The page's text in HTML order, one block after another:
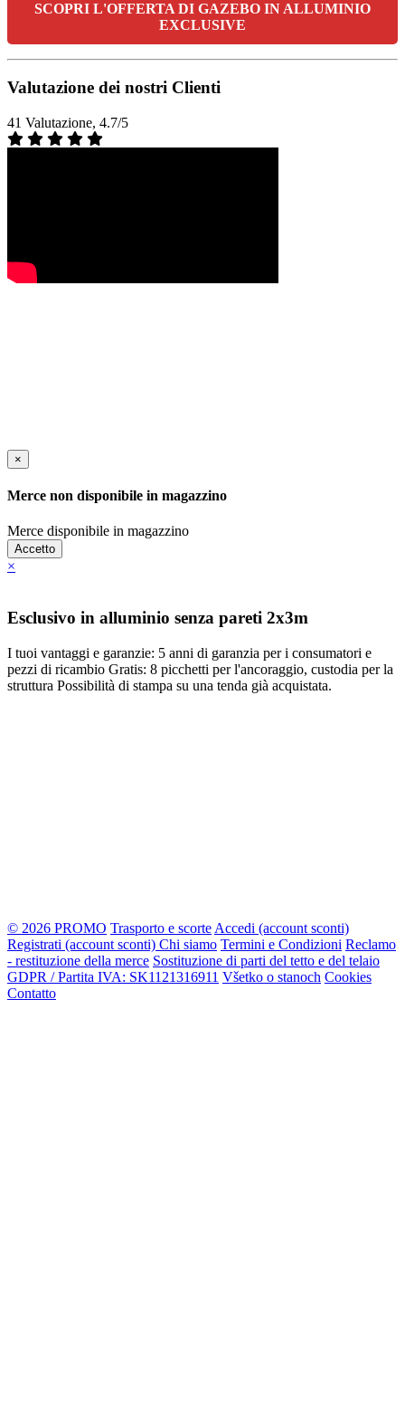
SCOPRI L'OFFERTA DI GAZEBO IN ALLUMINIO
EXCLUSIVE
Valutazione dei nostri Clienti
41 Valutazione, 4.7/5
×
Merce non disponibile in magazzino
Merce disponibile in magazzino
Accetto
×
Esclusivo in alluminio senza pareti 2x3m
I tuoi vantaggi e garanzie: 5 anni di garanzia per i consumatori e
pezzi di ricambio Gratis: 8 picchetti per l'ancoraggio, custodia per la
struttura Possibilità di stampa su una tenda già acquistata.
© 2026 PROMO Trasporto e scorte Accedi (account sconti)
Registrati (account sconti) Chi siamo Termini e Condizioni Reclamo
- restituzione della merce Sostituzione di parti del tetto e del telaio
GDPR / Partita IVA: SK1121316911 Všetko o stanoch Cookies
Contatto